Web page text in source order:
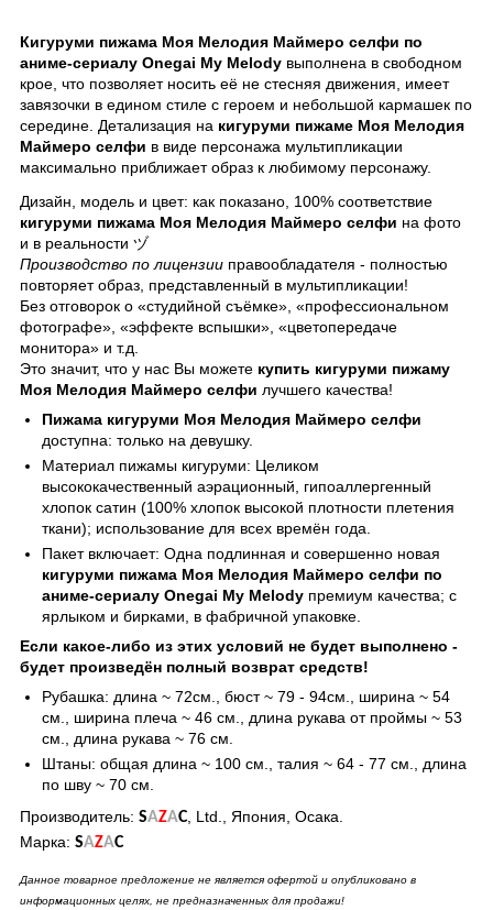
Кигуруми пижама Моя Мелодия Маймеро селфи по
аниме-сериалу Onegai My Melody выполнена в свободном
крое, что позволяет носить её не стесняя движения, имеет
завязочки в едином стиле с героем и небольшой кармашек по
середине. Детализация на кигуруми пижаме Моя Мелодия
Маймеро селфи в виде персонажа мультипликации
максимально приближает образ к любимому персонажу.
Дизайн, модель и цвет: как показано, 100% соответствие
кигуруми пижама Моя Мелодия Маймеро селфи на фото
и в реальности ヅ
Производство по лицензии правообладателя - полностью
повторяет образ, представленный в мультипликации!
Без отговорок о «студийной съёмке», «профессиональном
фотографе», «эффекте вспышки», «цветопередаче
монитора» и т.д.
Это значит, что у нас Вы можете купить кигуруми пижаму
Моя Мелодия Маймеро селфи лучшего качества!
Пижама кигуруми Моя Мелодия Маймеро селфи
доступна: только на девушку.
Материал пижамы кигуруми: Целиком
высококачественный аэрационный, гипоаллергенный
хлопок сатин (100% хлопок высокой плотности плетения
ткани); использование для всех времён года.
Пакет включает: Одна подлинная и совершенно новая
кигуруми пижама Моя Мелодия Маймеро селфи по
аниме-сериалу Onegai My Melody премиум качества; с
ярлыком и бирками, в фабричной упаковке.
Если какое-либо из этих условий не будет выполнено -
будет произведён полный возврат средств!
Рубашка: длина ~ 72см., бюст ~ 79 - 94см., ширина ~ 54
см., ширина плеча ~ 46 см., длина рукава от проймы ~ 53
см., длина рукава ~ 76 см.
Штаны: общая длина ~ 100 см., талия ~ 64 - 77 см., длина
по шву ~ 70 см.
Производитель: SAZAC, Ltd., Япония, Осака.
Марка: SAZAC
Данное товарное предложение не является офертой и опубликовано в
информационных целях, не предназначенных для продажи!